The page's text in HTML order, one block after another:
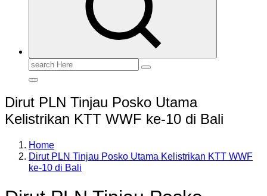
Search
Dirut PLN Tinjau Posko Utama
Kelistrikan KTT WWF ke-10 di Bali
Home
Dirut PLN Tinjau Posko Utama Kelistrikan KTT WWF
ke-10 di Bali